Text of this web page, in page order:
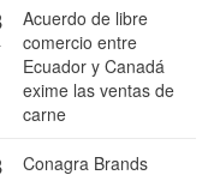
Acuerdo de libre
comercio entre
Ecuador y Canadá
exime las ventas de
carne
Conagra Brands